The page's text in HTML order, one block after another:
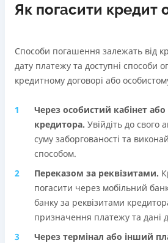
Як погасити кредит
Способи погашення залежать від
дату платежу та доступні способи
кредитному договорі або
Через особистий кабінет або
кредиторa. Увійдіть до свого
суму заборгованості та
способом.
Переказом за реквізитами.
погасити через мобільний
банку за реквізитами
призначення платежу та дані
Через термінал або інший